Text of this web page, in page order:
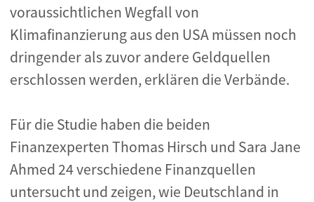
voraussichtlichen Wegfall von
Klimafinanzierung aus den USA müssen noch
dringender als zuvor andere Geldquellen
erschlossen werden, erklären die Verbände.
Für die Studie haben die beiden
Finanzexperten Thomas Hirsch und Sara Jane
Ahmed 24 verschiedene Finanzquellen
untersucht und zeigen, wie Deutschland in